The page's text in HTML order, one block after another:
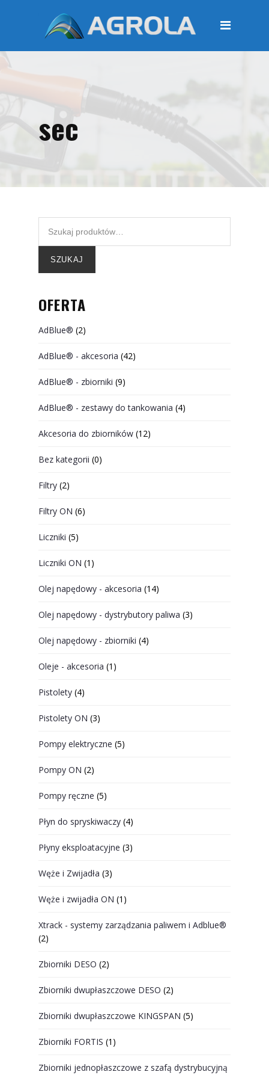
STRONA GŁÓWNA
OFERTA
Moje konto
sec
SZUKAJ
OFERTA
AdBlue® (2)
AdBlue® - akcesoria (42)
AdBlue® - zbiorniki (9)
AdBlue® - zestawy do tankowania (4)
Akcesoria do zbiorników (12)
Bez kategorii (0)
Filtry (2)
Filtry ON (6)
Liczniki (5)
Liczniki ON (1)
Olej napędowy - akcesoria (14)
Olej napędowy - dystrybutory paliwa (3)
Olej napędowy - zbiorniki (4)
Oleje - akcesoria (1)
Pistolety (4)
Pistolety ON (3)
Pompy elektryczne (5)
Pompy ON (2)
Pompy ręczne (5)
Płyn do spryskiwaczy (4)
Płyny eksploatacyjne (3)
Węże i Zwijadła (3)
Węże i zwijadła ON (1)
Xtrack - systemy zarządzania paliwem i Adblue®
(2)
Zbiorniki DESO (2)
Zbiorniki dwupłaszczowe DESO (2)
Zbiorniki dwupłaszczowe KINGSPAN (5)
Zbiorniki FORTIS (1)
Zbiorniki jednopłaszczowe z szafą dystrybucyjną